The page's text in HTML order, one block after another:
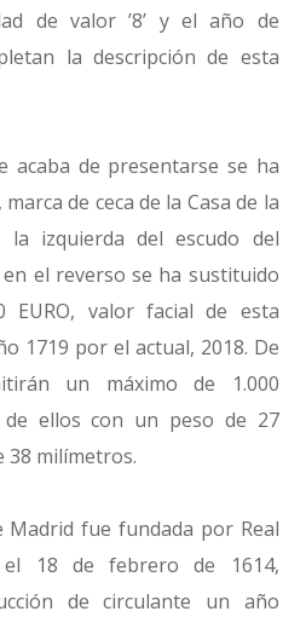
de valor ’8’ y el año de
la descripción de esta
acaba de presentarse se ha
de ceca de la Casa de la
izquierda del escudo del
el reverso se ha sustituido
valor facial de esta
1719 por el actual, 2018. De
un máximo de 1.000
de ellos con un peso de 27
38 milímetros.
Madrid fue fundada por Real
18 de febrero de 1614,
de circulante un año